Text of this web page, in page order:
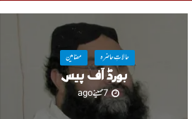
حالاتِ حاضرہ مضامین
بورڈ آف پیس
7 مہینے ago